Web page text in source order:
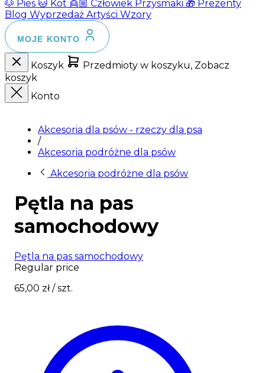
🐶 Pies 🐱 Kot 👱🏼 Człowiek Przysmaki 🎁 Prezenty
Blog Wyprzedaż Artyści Wzory
MOJE KONTO
Koszyk
Przedmioty w koszyku, Zobacz
koszyk
Konto
Akcesoria dla psów - rzeczy dla psa
/
Akcesoria podróżne dla psów
Akcesoria podróżne dla psów
Pętla na pas
samochodowy
Pętla na pas samochodowy
Regular price
65,00 zł/ szt.